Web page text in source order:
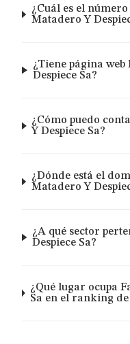
¿Cuál es el
Matadero Y
¿Tiene página
Despiece Sa?
¿Cómo puedo
Y Despiece Sa?
¿Dónde está el
Matadero Y
¿A qué sector
Despiece Sa?
¿Qué lugar ocupa
Sa en el ranking